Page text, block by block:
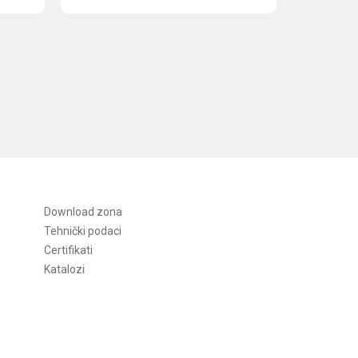
Download zona
Tehnički podaci
Certifikati
Katalozi